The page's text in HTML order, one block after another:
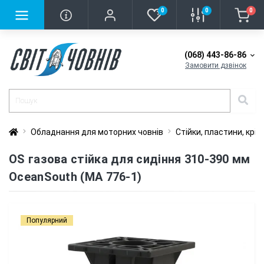
0 0 0
(068) 443-86-86
Замовити дзвінок
Обладнання для моторних човнів Стійки, пластини,
OS газова стійка для сидіння 310-390 мм
OceanSouth (MA 776-1)
Популярний